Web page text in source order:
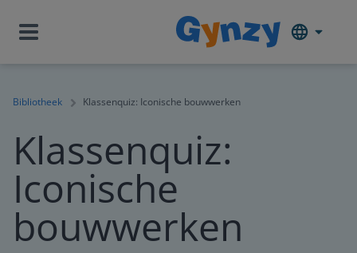
Bibliotheek Klassenquiz: Iconische bouwwerken
Klassenquiz:
Iconische
bouwwerken